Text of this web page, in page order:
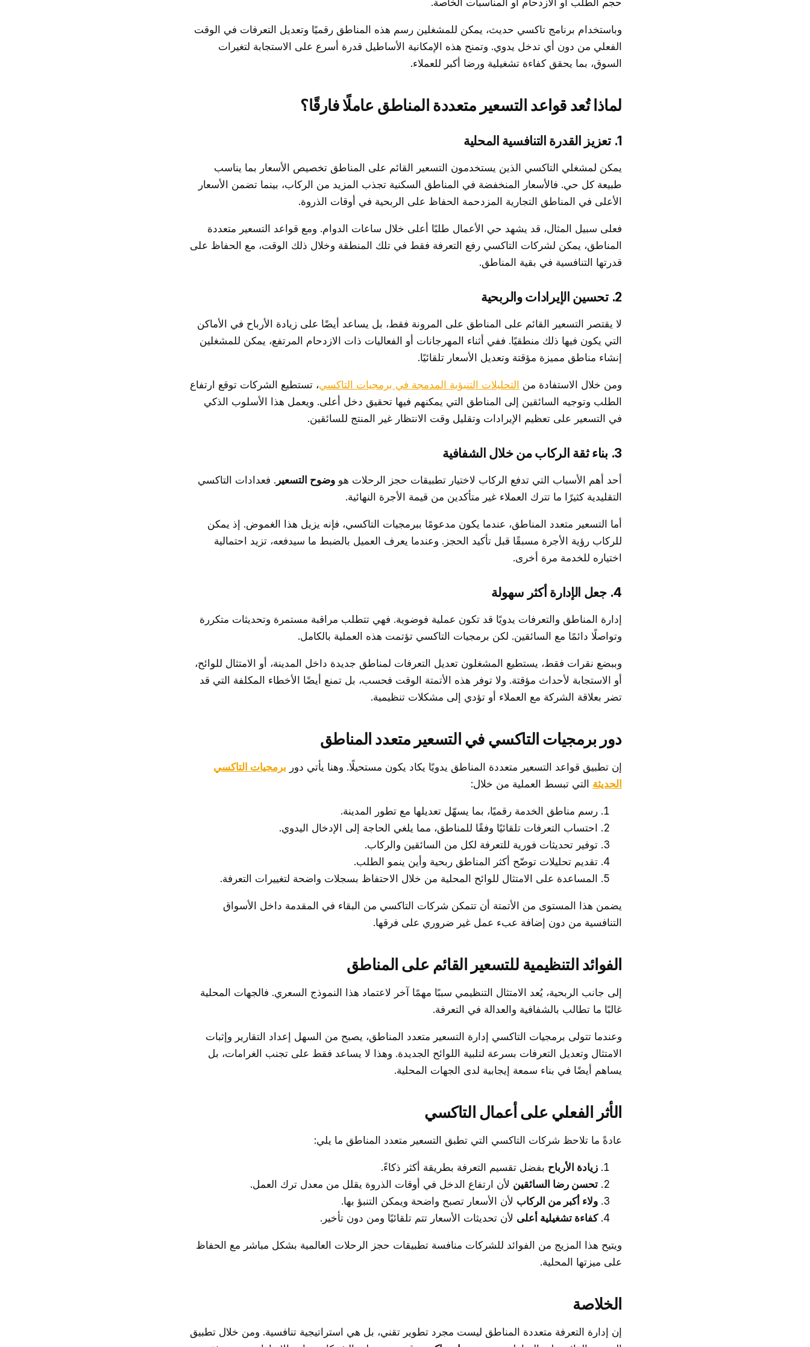
حجم الطلب أو الازدحام أو المناسبات الخاصة.
وباستخدام برنامج تاكسي حديث، يمكن للمشغلين رسم هذه المناطق رقميًا وتعديل التعرفات في الوقت
الفعلي من دون أي تدخل يدوي. وتمنح هذه الإمكانية الأساطيل قدرة أسرع على الاستجابة لتغيرات
السوق، بما يحقق كفاءة تشغيلية ورضا أكبر للعملاء.
لماذا تُعد قواعد التسعير متعددة المناطق عاملًا فارقًا؟
1. تعزيز القدرة التنافسية المحلية
يمكن لمشغلي التاكسي الذين يستخدمون التسعير القائم على المناطق تخصيص الأسعار بما يناسب
طبيعة كل حي. فالأسعار المنخفضة في المناطق السكنية تجذب المزيد من الركاب، بينما تضمن الأسعار
الأعلى في المناطق التجارية المزدحمة الحفاظ على الربحية في أوقات الذروة.
فعلى سبيل المثال، قد يشهد حي الأعمال طلبًا أعلى خلال ساعات الدوام. ومع قواعد التسعير متعددة
المناطق، يمكن لشركات التاكسي رفع التعرفة فقط في تلك المنطقة وخلال ذلك الوقت، مع الحفاظ على
قدرتها التنافسية في بقية المناطق.
2. تحسين الإيرادات والربحية
لا يقتصر التسعير القائم على المناطق على المرونة فقط، بل يساعد أيضًا على زيادة الأرباح في الأماكن
التي يكون فيها ذلك منطقيًا. ففي أثناء المهرجانات أو الفعاليات ذات الازدحام المرتفع، يمكن للمشغلين
إنشاء مناطق مميزة مؤقتة وتعديل الأسعار تلقائيًا.
ومن خلال الاستفادة من التحليلات التنبؤية المدمجة في برمجيات التاكسي، تستطيع الشركات توقع ارتفاع
الطلب وتوجيه السائقين إلى المناطق التي يمكنهم فيها تحقيق دخل أعلى. ويعمل هذا الأسلوب الذكي
في التسعير على تعظيم الإيرادات وتقليل وقت الانتظار غير المنتج للسائقين.
3. بناء ثقة الركاب من خلال الشفافية
أحد أهم الأسباب التي تدفع الركاب لاختيار تطبيقات حجز الرحلات هو وضوح التسعير . فعدادات التاكسي
التقليدية كثيرًا ما تترك العملاء غير متأكدين من قيمة الأجرة النهائية.
أما التسعير متعدد المناطق، عندما يكون مدعومًا ببرمجيات التاكسي، فإنه يزيل هذا الغموض. إذ يمكن
للركاب رؤية الأجرة مسبقًا قبل تأكيد الحجز. وعندما يعرف العميل بالضبط ما سيدفعه، تزيد احتمالية
اختياره للخدمة مرة أخرى.
4. جعل الإدارة أكثر سهولة
إدارة المناطق والتعرفات يدويًا قد تكون عملية فوضوية. فهي تتطلب مراقبة مستمرة وتحديثات متكررة
وتواصلًا دائمًا مع السائقين. لكن برمجيات التاكسي تؤتمت هذه العملية بالكامل.
وببضع نقرات فقط، يستطيع المشغلون تعديل التعرفات لمناطق جديدة داخل المدينة، أو الامتثال للوائح،
أو الاستجابة لأحداث مؤقتة. ولا توفر هذه الأتمتة الوقت فحسب، بل تمنع أيضًا الأخطاء المكلفة التي قد
تضر بعلاقة الشركة مع العملاء أو تؤدي إلى مشكلات تنظيمية.
دور برمجيات التاكسي في التسعير متعدد المناطق
إن تطبيق قواعد التسعير متعددة المناطق يدويًا يكاد يكون مستحيلًا. وهنا يأتي دور برمجيات التاكسي
الحديثة التي تبسط العملية من خلال:
رسم مناطق الخدمة رقميًا، بما يسهّل تعديلها مع تطور المدينة.
احتساب التعرفات تلقائيًا وفقًا للمناطق، مما يلغي الحاجة إلى الإدخال اليدوي.
توفير تحديثات فورية للتعرفة لكل من السائقين والركاب.
تقديم تحليلات توضّح أكثر المناطق ربحية وأين ينمو الطلب.
المساعدة على الامتثال للوائح المحلية من خلال الاحتفاظ بسجلات واضحة لتغييرات التعرفة.
يضمن هذا المستوى من الأتمتة أن تتمكن شركات التاكسي من البقاء في المقدمة داخل الأسواق
التنافسية من دون إضافة عبء عمل غير ضروري على فرقها.
الفوائد التنظيمية للتسعير القائم على المناطق
إلى جانب الربحية، يُعد الامتثال التنظيمي سببًا مهمًا آخر لاعتماد هذا النموذج السعري. فالجهات المحلية
غالبًا ما تطالب بالشفافية والعدالة في التعرفة.
وعندما تتولى برمجيات التاكسي إدارة التسعير متعدد المناطق، يصبح من السهل إعداد التقارير وإثبات
الامتثال وتعديل التعرفات بسرعة لتلبية اللوائح الجديدة. وهذا لا يساعد فقط على تجنب الغرامات، بل
يساهم أيضًا في بناء سمعة إيجابية لدى الجهات المحلية.
الأثر الفعلي على أعمال التاكسي
عادةً ما تلاحظ شركات التاكسي التي تطبق التسعير متعدد المناطق ما يلي:
زيادة الأرباح بفضل تقسيم التعرفة بطريقة أكثر ذكاءً.
تحسن رضا السائقين لأن ارتفاع الدخل في أوقات الذروة يقلل من معدل ترك العمل.
ولاء أكبر من الركاب لأن الأسعار تصبح واضحة ويمكن التنبؤ بها.
كفاءة تشغيلية أعلى لأن تحديثات الأسعار تتم تلقائيًا ومن دون تأخير.
ويتيح هذا المزيج من الفوائد للشركات منافسة تطبيقات حجز الرحلات العالمية بشكل مباشر مع الحفاظ
على ميزتها المحلية.
الخلاصة
إن إدارة التعرفة متعددة المناطق ليست مجرد تطوير تقني، بل هي استراتيجية تنافسية. ومن خلال تطبيق